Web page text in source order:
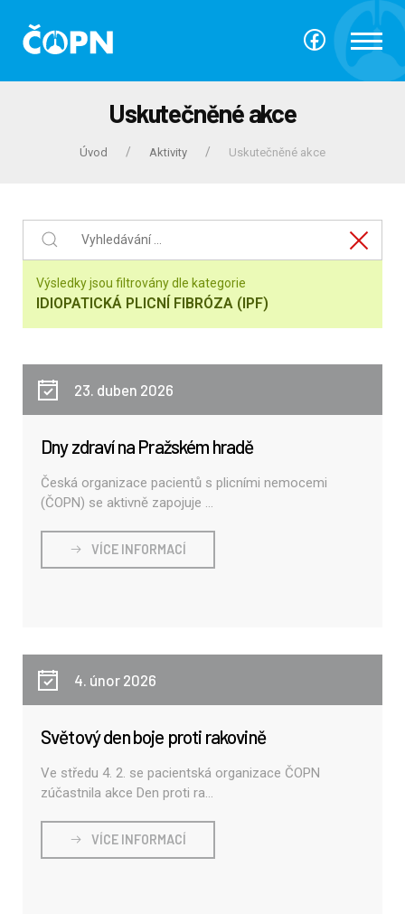
Uskutečněné akce
Úvod Aktivity Uskutečněné akce
Výsledky jsou filtrovány dle kategorie
IDIOPATICKÁ PLICNÍ FIBRÓZA (IPF)
23. duben 2026
Dny zdraví na Pražském hradě
Česká organizace pacientů s plicními nemocemi
(ČOPN) se aktivně zapojuje ...
VÍCE INFORMACÍ
4. únor 2026
Světový den boje proti rakovině
Ve středu 4. 2. se pacientská organizace ČOPN
zúčastnila akce Den proti ra...
VÍCE INFORMACÍ